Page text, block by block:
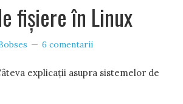
fișiere în Linux
6 comentarii
explicații asupra sistemelor de